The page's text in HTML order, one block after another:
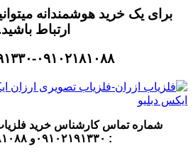
برای یک خرید هوشمندانه
ارتباط
۰۹۱۰۲۱۹۱۳۳۰-
شماره تماس کارشناس خرید
: ۰۹۱۰۲۱۹۱۳۳۰و ۰۹۱۰۲۱۸۱۰۸۸